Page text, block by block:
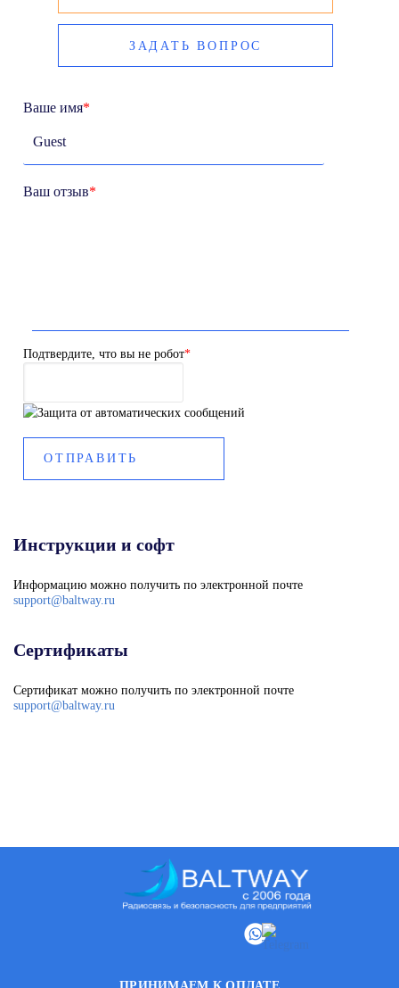
ЗАДАТЬ ВОПРОС
Ваше имя*
Ваш отзыв*
Подтвердите, что вы не робот*
Инструкции и софт
Информацию можно получить по электронной почте
support@baltway.ru
Сертификаты
Сертификат можно получить по электронной почте
support@baltway.ru